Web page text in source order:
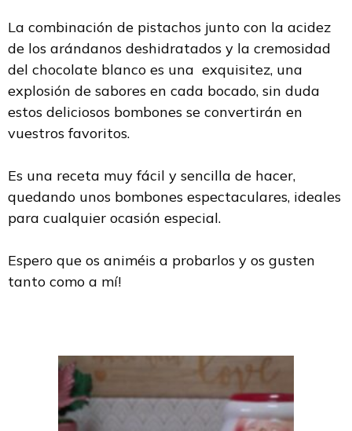
La combinación de pistachos junto con la acidez
de los arándanos deshidratados y la cremosidad
del chocolate blanco es una exquisitez, una
explosión de sabores en cada bocado, sin duda
estos deliciosos bombones se convertirán en
vuestros favoritos.
Es una receta muy fácil y sencilla de hacer,
quedando unos bombones espectaculares, ideales
para cualquier ocasión especial.
Espero que os animéis a probarlos y os gusten
tanto como a mí!